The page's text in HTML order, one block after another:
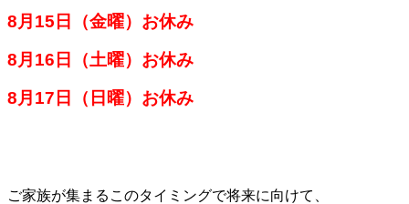
8月15日（金曜）お休み
8月16日（土曜）お休み
8月17日（日曜）お休み
ご家族が集まるこのタイミングで将来に向けて、